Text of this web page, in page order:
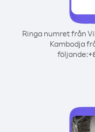
Ringa numret från
Kambodja
följande:+